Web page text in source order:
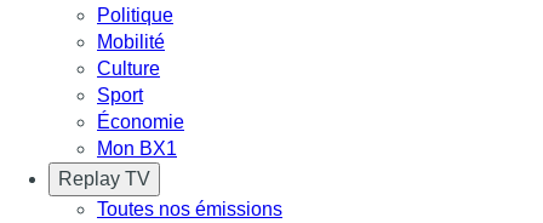
Politique
Mobilité
Culture
Sport
Économie
Mon BX1
Replay TV
Toutes nos émissions